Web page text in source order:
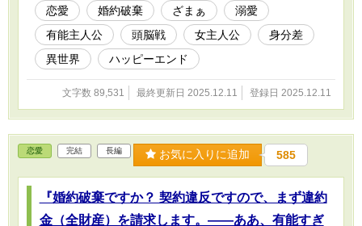
后ですので」 これは、捨てられた有能令嬢が、最強のパートナー
と共に元祖国を「実務」で叩き潰し、世界一幸せになるまでの爽快
な大逆転劇。
恋愛 婚約破棄 ざまぁ
溺愛
有能主人公
頭脳戦 女主人公
身分差
異世界
ハッピーエンド
文字数 89,531 最終更新日 2025.12.11 登録日 2025.12.11
恋愛 完結 長編 お気に入りに追加 585
『婚約破棄ですか？ 契約違反ですので、まず違約
金（全財産）を請求します。――ああ、有能すぎ